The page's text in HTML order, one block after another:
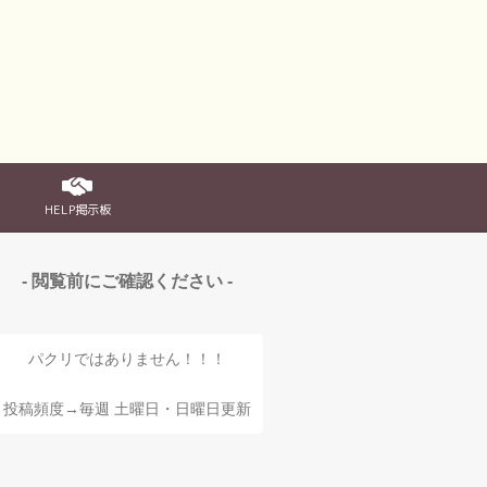
HELP掲示板
- 閲覧前にご確認ください -
パクリではありません！！！
投稿頻度→毎週 土曜日・日曜日更新